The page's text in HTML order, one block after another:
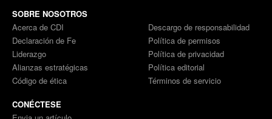
SOBRE NOSOTROS
Acerca de CDI
Declaración de Fe
Liderazgo
Alianzas estratégicas
Código de ética
Descargo de responsabilidad
Política de permisos
Política de privacidad
Política editorial
Términos de servicio
CONÉCTESE